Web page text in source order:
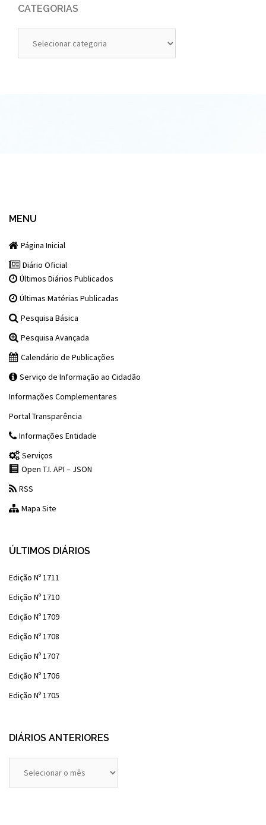
CATEGORIAS
MENU
Página Inicial
Diário Oficial
Últimos Diários Publicados
Últimas Matérias Publicadas
Pesquisa Básica
Pesquisa Avançada
Calendário de Publicações
Serviço de Informação ao Cidadão
Informações Complementares
Portal Transparência
Informações Entidade
Serviços
Open T.I. API – JSON
RSS
Mapa Site
ÚLTIMOS DIÁRIOS
Edição Nº 1711
Edição Nº 1710
Edição Nº 1709
Edição Nº 1708
Edição Nº 1707
Edição Nº 1706
Edição Nº 1705
DIÁRIOS ANTERIORES
Anteriores